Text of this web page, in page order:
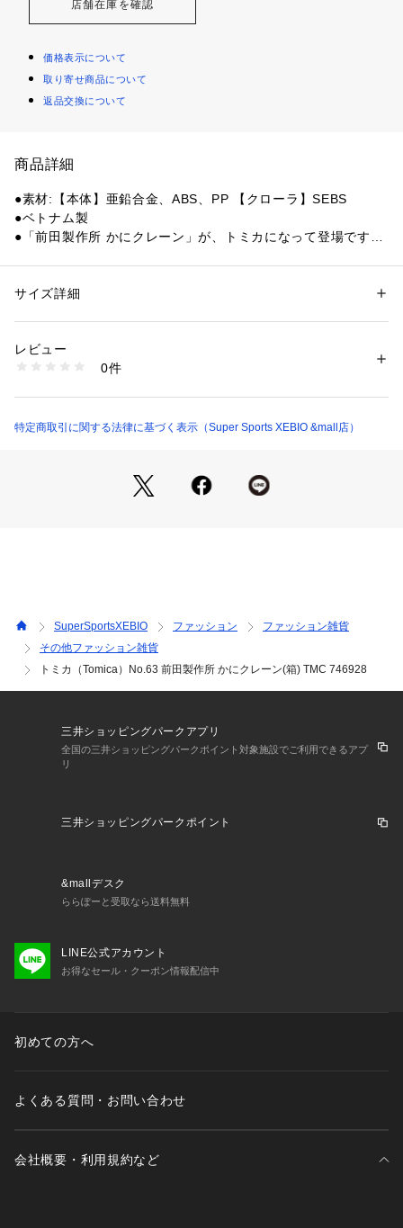
店舗在庫を確認
価格表示について
取り寄せ商品について
返品交換について
商品詳細
●素材:【本体】亜鉛合金、ABS、PP 【クローラ】SEBS
●ベトナム製
●「前田製作所 かにクレーン」が、トミカになって登場です。
【商品の購入にあたっての注意事項】
※ブラウザやお使いのモニター環境により、掲載画像と実際の
商品の色味が若干異なる場合があります。
い。トミカ Tomica スーパースポーツゼビオ ゼビオ Super Sp
性別：キッズ・ベビー
貨
1540000449945
サイズ詳細
レビュー
0件
特定商取引に関する法律に基づく表示（Super Sports XEBIO &mall店）
SuperSportsXEBIO ファッション
ファッション雑貨
その他ファッション雑貨
トミカ（Tomica）No.63 前田製作所 かにクレーン(箱) TMC 746928
三井ショッピングパークアプリ
全国の三井ショッピングパークポイント対象施設でご利用できるアプ
リ
三井ショッピングパークポイント
&mallデスク
ららぽーと受取なら送料無料
LINE公式アカウント
お得なセール・クーポン情報配信中
初めての方へ
よくある質問・お問い合わせ
会社概要・利用規約など